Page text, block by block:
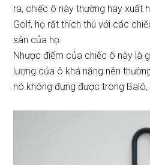
ra, chiếc ô này thường hay xuất
Golf, họ rất thích thú với các
sân của họ.
Nhược điểm của chiếc ô này là
lượng của ô khá nặng nên
nó không đựng được trong Balô,